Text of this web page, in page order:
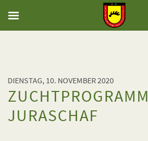
DIENSTAG, 10. NOVEMBER 2020
ZUCHTPROGRAMM
JURASCHAF